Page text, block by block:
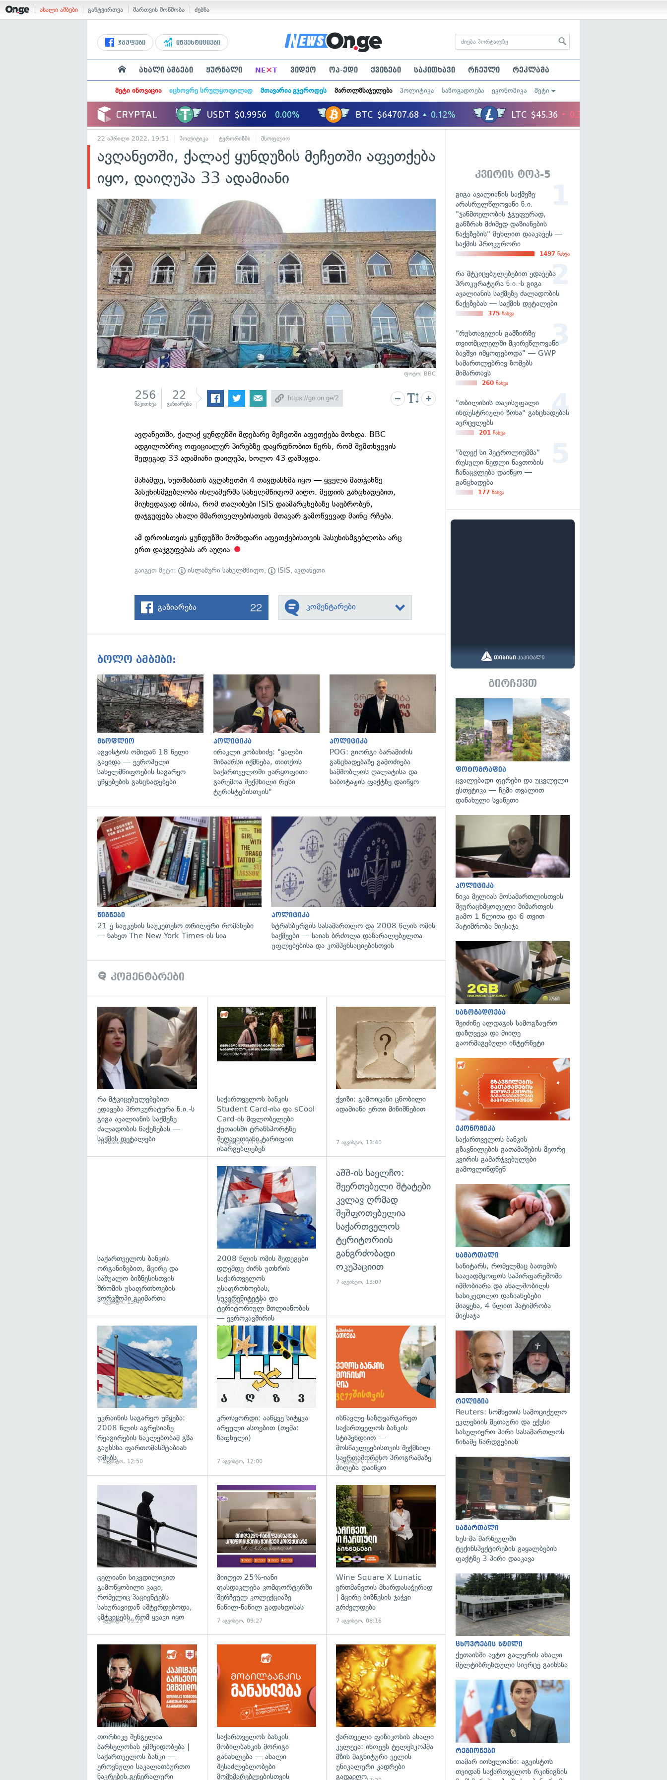
ახალი ამბები განტვირთვა მართვის მოწმობა ძებნა
ჯგუფები ინვესტიციები
ახალი ამბები ჟურნალი NE×T ვიდეო ოპ-ედი ქვიზები საკითხავი რჩეული რეკლამა
მეტი ინოვაცია იცხოვრე სრულყოფილად მთავარია გჯეროდეს მართლმსაჯულება პოლიტიკა საზოგადოება ეკონომიკა მეტი
22 აპრილი 2022, 19:51 პოლიტიკა ტერორიზმი მსოფლიო
ავღანეთში, ქალაქ ყუნდუზის მეჩეთში აფეთქება
იყო, დაიღუპა 33 ადამიანი
ფოტო: BBC
256
წაკითხვა
22
გაზიარება
ავღანეთში, ქალაქ ყუნდუზში მდებარე მეჩეთში აფეთქება მოხდა. BBC
ადგილობრივ ოფიციალურ პირებზე დაყრდნობით წერს, რომ შემთხვევის
შედეგად 33 ადამიანი დაიღუპა, ხოლო 43 დაშავდა.
მანამდე, ხუთშაბათს ავღანეთში 4 თავდასხმა იყო — ყველა მათგანზე
პასუხისმგებლობა ისლამურმა სახელმწიფომ აიღო. მედიის განცხადებით,
მიუხედავად იმისა, რომ თალიბები ISIS დაამარცხებაზე საუბრობენ,
დაჯგუფება ახალი მმართველებისთვის მთავარ გამოწვევად მაინც რჩება.
ამ დროისთვის ყუნდუზში მომხდარი აფეთქებისთვის პასუხისმგებლობა არც
ერთ დაჯგუფებას არ აუღია.
გაიგეთ მეტი: ისლამური სახელმწიფო, ISIS,ავღანეთი
გაზიარება 22 კომენტარები
ბოლო ამბები:
მსოფლიო
აგვისტოს ომიდან 18 წელი
გავიდა — ევროპული
სახელმწიფოების საგარეო
უწყებების განცხადებები
პოლიტიკა
ირაკლი კობახიძე: "ყალბი
შინაარსი იქმნება, თითქოს
საქართველოში უარყოფითი
გარემოა შექმნილი რუსი
ტურისტებისთვის"
პოლიტიკა
POG: გიორგი ბარამიძის
განცხადებაზე გამოძიება
სამშობლოს ღალატისა და
საბოტაჟის ფაქტზე დაიწყო
გადახედვა
წიგნები
21-ე საუკუნის საუკეთესო თრილერი რომანები
— ნახეთ The New York Times-ის სია
გადახედვა
პოლიტიკა
სტრასბურგის სასამართლო და 2008 წლის ომის
საქმეები — საიას ბრძოლა დაზარალებულთა
უფლებებისა და კომპენსაციებისთვის
კომენტარები
გადახედვა
რა მტკიცებულებებით
ედავება პროკურატურა ნ.ი.-ს
გიგა ავალიანის საქმეზე
ძალადობის წაქეზებას —
საქმის დეტალები
18 საათის წინ
საქართველოს ბანკის
Student Card-ისა და sCool
Card-ის მფლობელები
ქუთაისში ტრანსპორტზე
შეღავათიანი ტარიფით
ისარგებლებენ
7 აგვისტო, 14:49
ქვიზი: გამოიცანი ცნობილი
ადამიანი ერთი მინიშნებით
7 აგვისტო, 13:40
საქართველოს ბანკის
ორგანიზებით, მცირე და
საშუალო ბიზნესისთვის
შრომის უსაფრთხოების
ვორკშოპი გაიმართა
7 აგვისტო, 13:40
გადახედვა
2008 წლის ომის შედეგები
დღემდე ძირს უთხრის
საქართველოს
უსაფრთხოებას,
სუვერენიტეტსა და
ტერიტორიულ მთლიანობას
— ევროკავშირის
პრესპიკერის განცხადება
7 აგვისტო, 13:35
აშშ-ის საელჩო:
შეერთებული შტატები
კვლავ ღრმად
შეშფოთებულია
საქართველოს
ტერიტორიის
განგრძობადი
ოკუპაციით
7 აგვისტო, 13:07
გადახედვა
უკრაინის საგარეო უწყება:
2008 წლის აგრესიაზე
რეაგირების ნაკლებობამ გზა
გაუხსნა ფართომასშტაბიან
ომებს
7 აგვისტო, 12:50
გადახედვა
კროსვორდი: ააწყვე სიტყვა
არეული ასოებით (თემა:
ზაფხული)
7 აგვისტო, 12:00
ისწავლე საზღვარგარეთ
საქართველოს ბანკის
სტიპენდიით —
მოსწავლეებისთვის შექმნილ
საერთაშორისო პროგრამაზე
მიღება დაიწყო
7 აგვისტო, 10:57
გადახედვა
ცელიანი სიკვდილივით
გამოწყობილი კაცი,
რომელიც პაციენტებს
სახურავიდან აშტერდებოდა,
ამტკიცებს, რომ ყვავი იყო
7 აგვისტო, 09:29
მიიღეთ 25%-იანი
ფასდაკლება კომფორტერში
შერჩეულ კოლექციაზე
ნაწილ-ნაწილ გადახდისას
7 აგვისტო, 09:27
Wine Square X Lunatic
ერთმანეთის მხარდასაჭერად
| მცირე ბიზნესის ჯაჭვი
გრძელდება
7 აგვისტო, 08:16
თორნიკე შენგელია
ბარსელონას ემშვიდობება |
საქართველოს ბანკი —
ეროვნული საკალათბურთო
ნაკრების გენერალური
საქართველოს ბანკის
მობილბანკის მორიგი
განახლება — ახალი
შესაძლებლობები
მომხმარებლებისთვის
გადახედვა
ქართველი ფიზიკოსის ახალი
კვლევა: ინოუეს ტელესკოპმა
მზის მაგნიტური ველის
უნიკალური კადრები
გადაიღო
კვირის ტოპ-5
გიგა ავალიანის საქმეზე
არასრულწლოვანი ნ.ი.
"ჯანმთელობის ჯგუფურად,
განზრახ მძიმედ დაზიანების
წაქეზების" მუხლით დააკავეს —
საქმის პროკურორი
1497 ნახვა
რა მტკიცებულებებით ედავება
პროკურატურა ნ.ი.-ს გიგა
ავალიანის საქმეზე ძალადობის
წაქეზებას — საქმის დეტალები
375 ნახვა
"რუსთაველის გამზირზე
თვითმცლელში მცირეწლოვანი
ბავშვი იმყოფებოდა" — GWP
სამართლებრივ ზომებს
მიმართავს
260 ნახვა
"თბილისის თავისუფალი
ინდუსტრიული ზონა" განცხადებას
ავრცელებს
201 ნახვა
"ბლექ სი პეტროლიუმმა"
რუსული ნედლი ნავთობის
ჩანაცვლება დაიწყო —
განცხადება
177 ნახვა
გირჩევთ
ფოტოგრაფია
ცვალებადი ფერები და უცვლელი
ესთეტიკა — ჩემი თვალით
დანახული სვანეთი
პოლიტიკა
ნიკა მელიას მოსამართლისთვის
შეურაცხმყოფელი მიმართვის
გამო 1 წლითა და 6 თვით
პატიმრობა მიესაჯა
საზოგადოება
შეიძინე ალდაგის სამოგზაურო
დაზღვევა და მიიღე
გაორმაგებული ინტერნეტი
ეკონომიკა
საქართველოს ბანკის
გზავნილების გათამაშების მეორე
კვირის გამარჯვებულები
გამოვლინდნენ
სამართალი
სანიტარს, რომელმაც ბათუმის
საავადმყოფოს საპირფარეშოში
იმშობიარა და ახალშობილს
სასიკვდილო დაზიანებები
მიაყენა, 4 წლით პატიმრობა
მიესაჯა
რელიგია
Reuters: სომხეთის სამოციქულო
ეკლესიის მეთაური და ექვსი
სასულიერო პირი სასამართლოს
წინაშე წარდგებიან
სამართალი
სუს-მა მარნეულში
ტექინსპექტირების გაყალბების
ფაქტზე 3 პირი დააკავა
ცხოვრების სტილი
ქუთაისში ავტო გალერის ახალი
მულტიბრენდული სივრცე გაიხსნა
რეგიონები
თამარ იოსელიანი: აგვისტოს
თვიდან საქართველოს რკინიგზის